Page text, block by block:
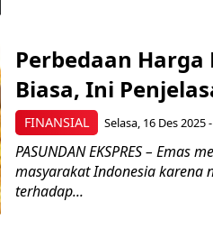
FINANSIAL
Perbedaan Harga
Biasa, Ini
Selasa, 16 Des 2025
PASUNDAN EKSPRES –
masyarakat Indonesia karena
terhadap...